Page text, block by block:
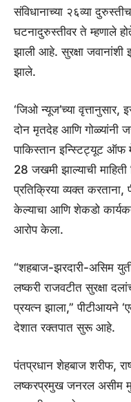
संविधानाच्या २६व्या
घटनादुरुस्तीवर ते म्हणाले
झाली आहे. सुरक्षा
झाले.
‘जिओ न्यूज’च्या वृत्तानुसार,
दोन मृतदेह आणि
पाकिस्तान इन्स्टिट्यूट
28 जखमी झाल्याची माहिती
प्रतिक्रिया व्यक्त करताना,
केल्याचा आणि शेकडो
आरोप केला.
“शहबाज-झरदारी-असिम
लष्करी राजवटीत सुरक्षा
प्रयत्न झाला,” पीटीआयने
देशात रक्तपात सुरू आहे.
पंतप्रधान शेहबाज शरीफ,
लष्करप्रमुख जनरल असीम